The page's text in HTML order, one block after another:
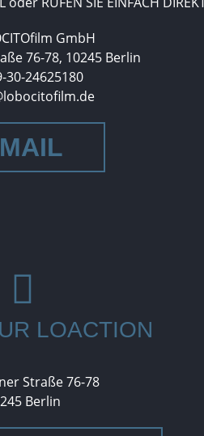
GmbH
76-78, 10245 Berlin
30-24625180
LOACTION
Straße 76-78
Berlin